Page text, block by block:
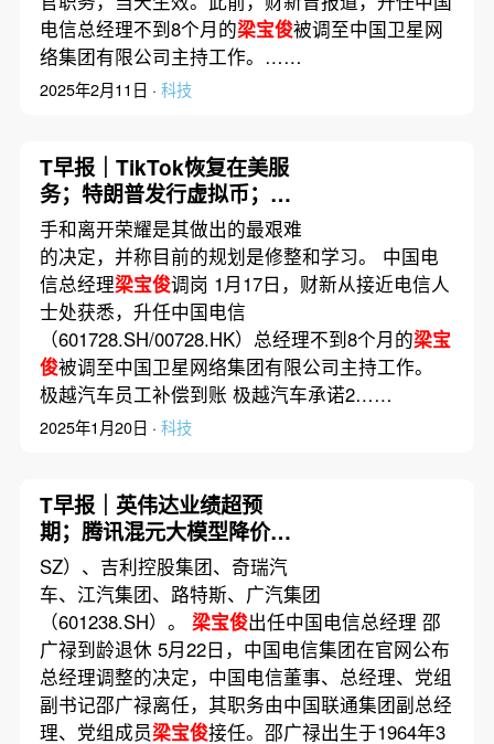
电信总经理不到8个月的梁宝俊被调至中国卫星网
络集团有限公司主持工作。……
2025年2月11日 · 科技
T早报｜TikTok恢复在美服
务；特朗普发行虚拟币；
《原神》在美被罚2000万美
元
手和离开荣耀是其做出的最艰难
的决定，并称目前的规划是修整和学习。 中国电
信总经理梁宝俊调岗 1月17日，财新从接近电信人
士处获悉，升任中国电信
（601728.SH/00728.HK）总经理不到8个月的梁宝
俊被调至中国卫星网络集团有限公司主持工作。
极越汽车员工补偿到账 极越汽车承诺2……
2025年1月20日 · 科技
T早报｜英伟达业绩超预
期；腾讯混元大模型降价；
美国公布对华新一轮关税细
则
SZ）、吉利控股集团、奇瑞汽
车、江汽集团、路特斯、广汽集团
（601238.SH）。 梁宝俊出任中国电信总经理 邵
广禄到龄退休 5月22日，中国电信集团在官网公布
总经理调整的决定，中国电信董事、总经理、党组
副书记邵广禄离任，其职务由中国联通集团副总经
理、党组成员梁宝俊接任。邵广禄出生于1964年3